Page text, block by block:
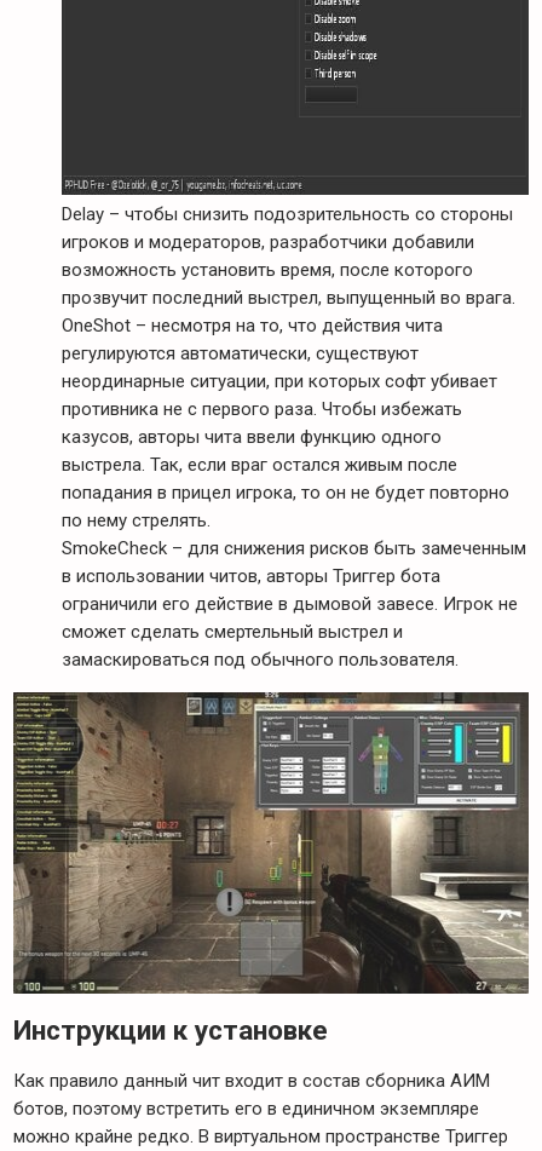
Delay – чтобы снизить подозрительность со стороны
игроков и модераторов, разработчики добавили
возможность установить время, после которого
прозвучит последний выстрел, выпущенный во врага.
OneShot – несмотря на то, что действия чита
регулируются автоматически, существуют
неординарные ситуации, при которых софт убивает
противника не с первого раза. Чтобы избежать
казусов, авторы чита ввели функцию одного
выстрела. Так, если враг остался живым после
попадания в прицел игрока, то он не будет повторно
по нему стрелять.
SmokeCheck – для снижения рисков быть замеченным
в использовании читов, авторы Триггер бота
ограничили его действие в дымовой завесе. Игрок не
сможет сделать смертельный выстрел и
замаскироваться под обычного пользователя.
Инструкции к установке
Как правило данный чит входит в состав сборника АИМ
ботов, поэтому встретить его в единичном экземпляре
можно крайне редко. В виртуальном пространстве Триггер